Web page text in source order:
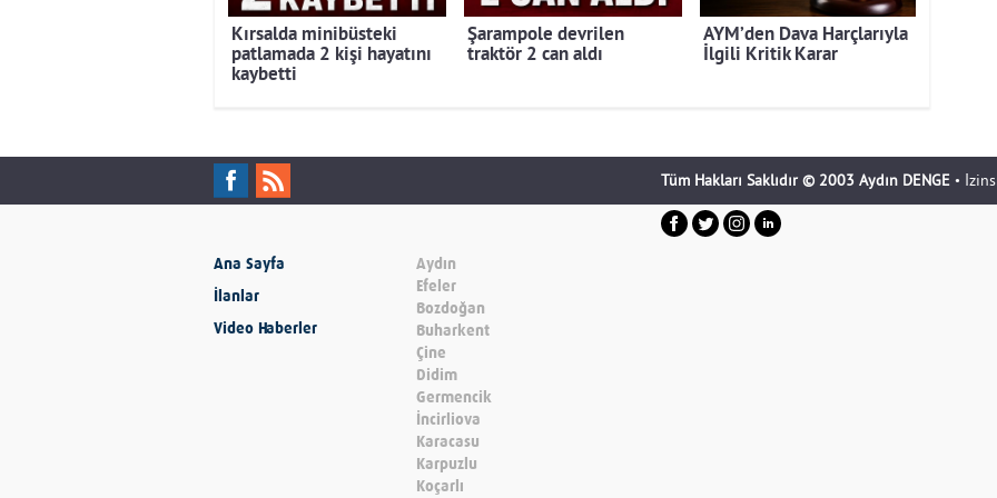
Kırsalda minibüsteki
patlamada 2 kişi hayatını
kaybetti
Şarampole devrilen
traktör 2 can aldı
AYM’den Dava Harçlarıyla
İlgili Kritik Karar
Tüm Hakları Saklıdır © 2003 Aydın DENGE •
Ana Sayfa
İlanlar
Video Haberler
Aydın
Efeler
Bozdoğan
Buharkent
Çine
Didim
Germencik
İncirliova
Karacasu
Karpuzlu
Koçarlı